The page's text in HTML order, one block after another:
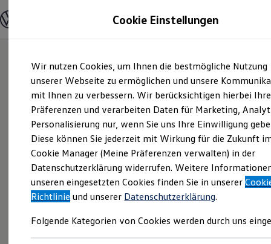
Hauptinhalt
springen
Footer
springen
Modelle und Konfigurator
Modelle vergleichen
Elektroautos
ENERGY Sondermodelle
Nutzfahrzeuge
SUV und CUV
Familienautos
Kombis
Kompaktwagen
Sportwagen
Schnell verfügbare Fahrzeuge
Angebote und Produkte
Aktuelle Angebote
E-Auto-Förderung
Volkswagen Marktplatz
Junge Gebrauchtwagen und Gebrauchtwagen
Cookie Einstellungen
Wir nutzen Cookies, um Ihnen die bestmögliche Nutzung
unserer Webseite zu ermöglichen und unsere
mit Ihnen zu verbessern. Wir berücksichtigen hierbei Ihre
Präferenzen und verarbeiten Daten für Marketing,
Personalisierung nur, wenn Sie uns Ihre Einwilligung
Diese können Sie jederzeit mit Wirkung für die Zukunft
Cookie Manager (Meine Präferenzen verwalten) in der
Datenschutzerklärung widerrufen. Weitere
unseren eingesetzten Cookies finden Sie in unserer
Richtlinie und unserer Datenschutzerklärung.
Folgende Kategorien von Cookies werden durch uns